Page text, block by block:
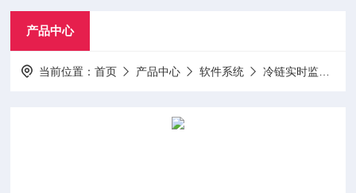
产品中心
当前位置：首页 产品中心 软件系统 冷链实时监测系统